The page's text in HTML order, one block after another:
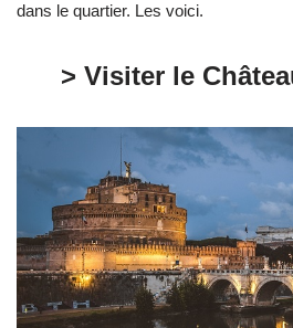
dans le quartier. Les voici.
> Visiter le